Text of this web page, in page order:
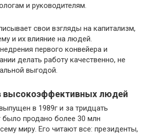
и руководителям.
свои взгляды на капитализм,
и их влияние на людей.
первого конвейера и
делать работу качественно, не
выгодой.
высокоэффективных людей
в 1989г и за тридцать
продано более 30 млн
миру. Его читают все: президенты,